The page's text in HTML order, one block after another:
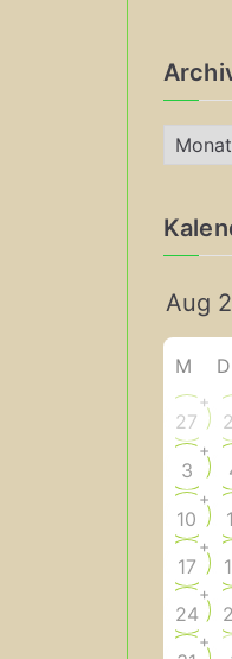
r
h
v
M D
27
+
3
+
10
+
17
+
24
+
+